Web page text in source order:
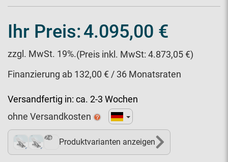
Ihr Preis:4.095,00 €
zzgl. MwSt. 19%.(Preis inkl. MwSt: 4.873,05 €)
Finanzierung ab 132,00 € / 36 Monatsraten
Versandfertig in: ca. 2-3 Wochen
ohne Versandkosten
2+ Produktvarianten anzeigen